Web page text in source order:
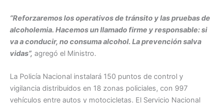
“Reforzaremos los operativos de tránsito y las pruebas de
alcoholemia. Hacemos un llamado firme y responsable: si
va a conducir, no consuma alcohol. La prevención salva
vidas”, agregó el Ministro.
La Policía Nacional instalará 150 puntos de control y
vigilancia distribuidos en 18 zonas policiales, con 997
vehículos entre autos y motocicletas. El Servicio Nacional